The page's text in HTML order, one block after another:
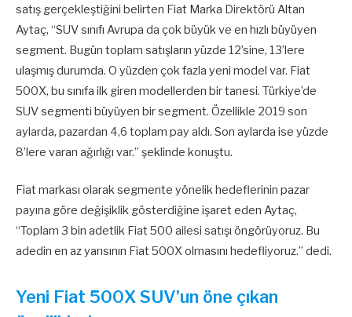
satış gerçekleştiğini belirten Fiat Marka Direktörü Altan
Aytaç, “SUV sınıfı Avrupa da çok büyük ve en hızlı büyüyen
segment. Bugün toplam satışların yüzde 12’sine, 13’lere
ulaşmış durumda. O yüzden çok fazla yeni model var. Fiat
500X, bu sınıfa ilk giren modellerden bir tanesi. Türkiye’de
SUV segmenti büyüyen bir segment. Özellikle 2019 son
aylarda, pazardan 4,6 toplam pay aldı. Son aylarda ise yüzde
8’lere varan ağırlığı var.” şeklinde konuştu.
Fiat markası olarak segmente yönelik hedeflerinin pazar
payına göre değişiklik gösterdiğine işaret eden Aytaç,
“Toplam 3 bin adetlik Fiat 500 ailesi satışı öngörüyoruz. Bu
adedin en az yarısının Fiat 500X olmasını hedefliyoruz.” dedi.
Yeni Fiat 500X SUV’un öne çıkan